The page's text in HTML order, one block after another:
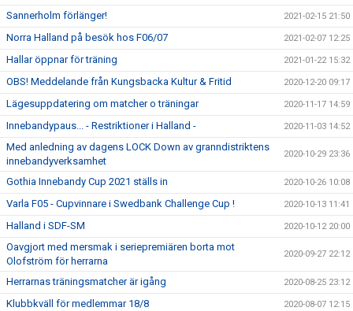
Sannerholm förlänger! 2021-02-15 21:50
Norra Halland på besök hos F06/07 2021-02-07 12:25
Hallar öppnar för träning 2021-01-22 15:32
OBS! Meddelande från Kungsbacka Kultur & Fritid 2020-12-20 09:17
Lägesuppdatering om matcher o träningar 2020-11-17 14:59
Innebandypaus... - Restriktioner i Halland - 2020-11-03 14:52
Med anledning av dagens LOCK Down av granndistriktens
innebandyverksamhet
2020-10-29 23:36
Gothia Innebandy Cup 2021 ställs in 2020-10-26 10:08
Varla F05 - Cupvinnare i Swedbank Challenge Cup ! 2020-10-13 11:41
Halland i SDF-SM 2020-10-12 20:00
Oavgjort med mersmak i seriepremiären borta mot
Olofström för herrarna
2020-09-27 22:12
Herrarnas träningsmatcher är igång 2020-08-25 23:12
Klubbkväll för medlemmar 18/8 2020-08-07 12:15